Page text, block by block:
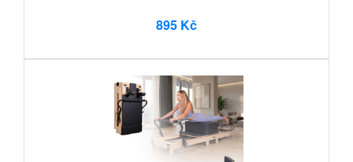
895 Kč